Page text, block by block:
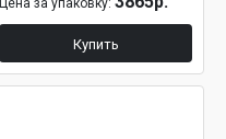
Цена за упаковку:
Купить